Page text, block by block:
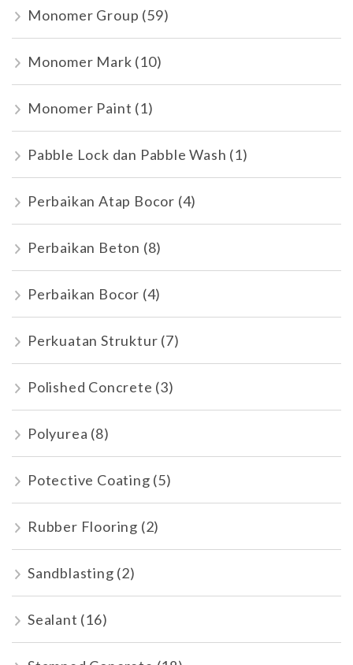
Monomer Group (59)
Monomer Mark (10)
Monomer Paint (1)
Pabble Lock dan Pabble Wash (1)
Perbaikan Atap Bocor (4)
Perbaikan Beton (8)
Perbaikan Bocor (4)
Perkuatan Struktur (7)
Polished Concrete (3)
Polyurea (8)
Potective Coating (5)
Rubber Flooring (2)
Sandblasting (2)
Sealant (16)